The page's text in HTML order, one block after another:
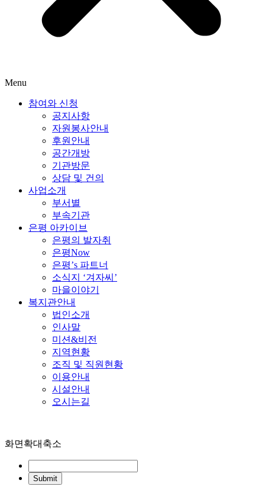
Menu
참여와 신청
공지사항
자원봉사안내
후원안내
공간개방
기관방문
상담 및 건의
사업소개
부서별
부속기관
은평 아카이브
은평의 발자취
은평Now
은평’s 파트너
소식지 ‘겨자씨’
마을이야기
복지관안내
법인소개
인사말
미션&비전
지역현황
조직 및 직원현황
이용안내
시설안내
오시는길
화면확대축소